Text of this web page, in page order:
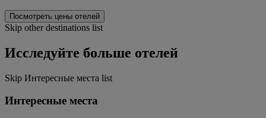
Посмотреть цены отелей
Skip other destinations list
Исследуйте больше отелей
Skip Интересные места list
Интересные места